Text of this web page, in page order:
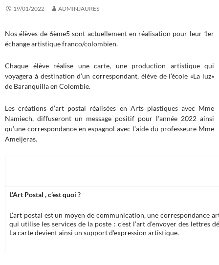
19/01/2022 ADMINJAURES
Nos élèves de 6ème5 sont actuellement en réalisation pour leur 1er
échange artistique franco/colombien.
Chaque élève réalise une carte, une production artistique qui
voyagera à destination d’un correspondant, élève de l’école «La luz»
de Baranquilla en Colombie.
Les créations d’art postal réalisées en Arts plastiques avec Mme
Namiech, diffuseront un message positif pour l’année 2022 ainsi
qu’une correspondance en espagnol avec l’aide du professeure Mme
Ameijeras.
L’Art Postal , c’est quoi ?
L’art postal est un moyen de communication, une correspondance
qui utilise les services de la poste : c’est l’art d’envoyer des lettres
La carte devient ainsi un support d’expression artistique.